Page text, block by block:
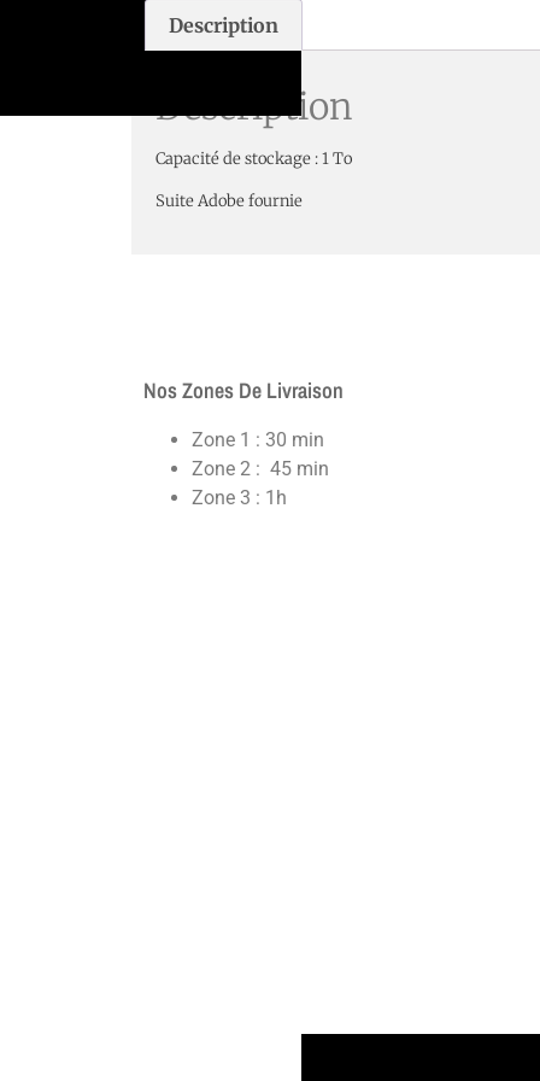
Description
Description
Capacité de stockage : 1 To
Suite Adobe fournie
Nos Zones De Livraison
Zone 1 : 30 min
Zone 2 : 45 min
Zone 3 : 1h